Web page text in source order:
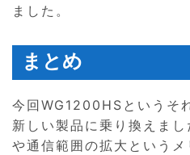
ました。
まとめ
今回WG1200HSというそ
新しい製品に乗り換えま
や通信範囲の拡大という